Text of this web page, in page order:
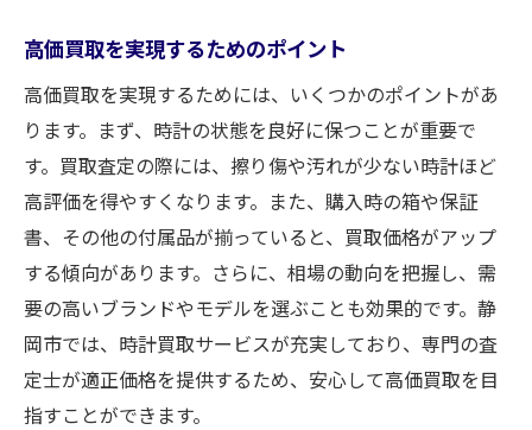
高価買取を実現するためのポイント
高価買取を実現するためには、いくつかのポイントがあ
ります。まず、時計の状態を良好に保つことが重要で
す。買取査定の際には、擦り傷や汚れが少ない時計ほど
高評価を得やすくなります。また、購入時の箱や保証
書、その他の付属品が揃っていると、買取価格がアップ
する傾向があります。さらに、相場の動向を把握し、需
要の高いブランドやモデルを選ぶことも効果的です。静
岡市では、時計買取サービスが充実しており、専門の査
定士が適正価格を提供するため、安心して高価買取を目
指すことができます。